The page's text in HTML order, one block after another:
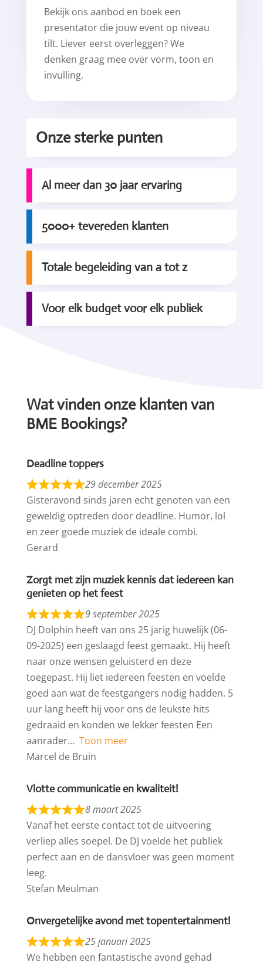
Bekijk ons aanbod en boek een
presentator die jouw event op niveau
tilt. Liever eerst overleggen? We
denken graag mee over vorm, toon en
invulling.
Onze sterke punten
Al meer dan 30 jaar ervaring
5000+ tevereden klanten
Totale begeleiding van a tot z
Voor elk budget voor elk publiek
Wat vinden onze klanten van
BME Bookings?
Deadline toppers
29 december 2025
Gisteravond sinds jaren echt genoten van een
geweldig optreden door deadline. Humor, lol
en zeer goede muziek de ideale combi.
Gerard
Zorgt met zijn muziek kennis dat iedereen kan
genieten op het feest
9 september 2025
DJ Dolphin heeft van ons 25 jarig huwelijk (06-
09-2025) een geslaagd feest gemaakt. Hij heeft
naar onze wensen geluisterd en deze
toegepast. Hij liet iedereen feesten en voelde
goed aan wat de feestgangers nodig hadden. 5
uur lang heeft hij voor ons de leukste hits
gedraaid en konden we lekker feesten Een
aanrader
Toon meer
Marcel de Bruin
Vlotte communicatie en kwaliteit!
8 maart 2025
Vanaf het eerste contact tot de uitvoering
verliep alles soepel. De DJ voelde het publiek
perfect aan en de dansvloer was geen moment
leeg.
Stefan Meulman
Onvergetelijke avond met topentertainment!
25 januari 2025
We hebben een fantastische avond gehad